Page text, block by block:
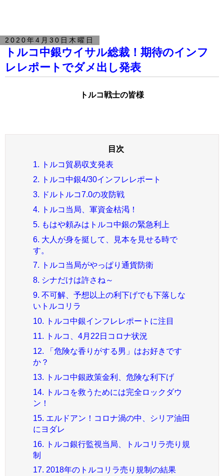
2020年4月30日木曜日
トルコ中銀ウイサル総裁！期待のインフ
レレポートでダメ出し発表
トルコ戦士の皆様
1. トルコ貿易収支発表
2. トルコ中銀4/30インフレレポート
3. ドルトルコ7.0の攻防戦
4. トルコ当局、軍資金枯渇！
5. もはや頼みはトルコ中銀の緊急利上
6. 大人が身を挺して、見本を見せる時で
す。
7. トルコ当局がやっぱり通貨防衛
8. シナだけは許さね～
9. 不可解、予想以上の利下げでも下落しな
いトルコリラ
10. トルコ中銀インフレレポートに注目
11. トルコ、4月22日コロナ状況
12. 「危険な香りがする男」はお好きです
か？
13. トルコ中銀政策金利、危険な利下げ
14. トルコを救うためには完全ロックダウ
ン！
15. エルドアン！コロナ渦の中、シリア油田
にヨダレ
16. トルコ銀行監視当局、トルコリラ売り規
制
17. 2018年のトルコリラ売り規制の結果